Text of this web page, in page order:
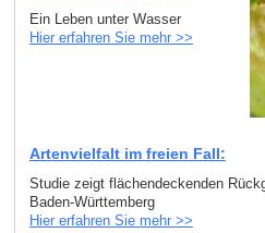
Ein Leben unter Wasser
Hier erfahren Sie mehr >>
Artenvielfalt im freien Fall:
Studie zeigt flächendeckenden
Baden-Württemberg
Hier erfahren Sie mehr >>